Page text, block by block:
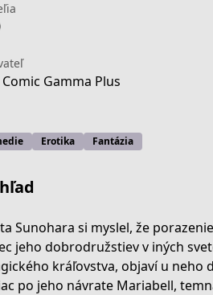
4f8f-a917-36732159b99f
Gamma Plus
Erotika Fantázia
Sunohara si myslel, že
jeho dobrodružstiev v iných
kráľovstva, objaví u neho
po jeho návrate Mariabell,